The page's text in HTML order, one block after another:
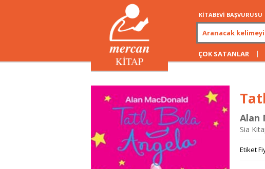
KİTABEVİ BAŞVURUSU
ÇOK SATANLAR |
Alan
Sia
Etiket